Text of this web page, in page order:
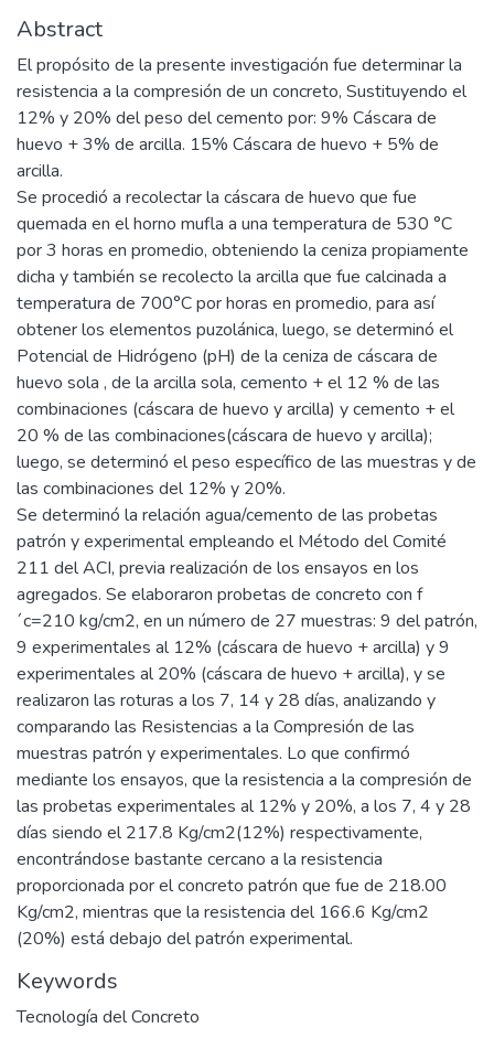
Abstract
El propósito de la presente investigación fue determinar la
resistencia a la compresión de un concreto, Sustituyendo el
12% y 20% del peso del cemento por: 9% Cáscara de
huevo + 3% de arcilla. 15% Cáscara de huevo + 5% de
arcilla.
Se procedió a recolectar la cáscara de huevo que fue
quemada en el horno mufla a una temperatura de 530 °C
por 3 horas en promedio, obteniendo la ceniza propiamente
dicha y también se recolecto la arcilla que fue calcinada a
temperatura de 700°C por horas en promedio, para así
obtener los elementos puzolánica, luego, se determinó el
Potencial de Hidrógeno (pH) de la ceniza de cáscara de
huevo sola , de la arcilla sola, cemento + el 12 % de las
combinaciones (cáscara de huevo y arcilla) y cemento + el
20 % de las combinaciones(cáscara de huevo y arcilla);
luego, se determinó el peso específico de las muestras y de
las combinaciones del 12% y 20%.
Se determinó la relación agua/cemento de las probetas
patrón y experimental empleando el Método del Comité
211 del ACI, previa realización de los ensayos en los
agregados. Se elaboraron probetas de concreto con f
´c=210 kg/cm2, en un número de 27 muestras: 9 del patrón,
9 experimentales al 12% (cáscara de huevo + arcilla) y 9
experimentales al 20% (cáscara de huevo + arcilla), y se
realizaron las roturas a los 7, 14 y 28 días, analizando y
comparando las Resistencias a la Compresión de las
muestras patrón y experimentales. Lo que confirmó
mediante los ensayos, que la resistencia a la compresión de
las probetas experimentales al 12% y 20%, a los 7, 4 y 28
días siendo el 217.8 Kg/cm2(12%) respectivamente,
encontrándose bastante cercano a la resistencia
proporcionada por el concreto patrón que fue de 218.00
Kg/cm2, mientras que la resistencia del 166.6 Kg/cm2
(20%) está debajo del patrón experimental.
Keywords
Tecnología del Concreto